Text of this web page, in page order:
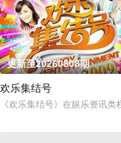
出圈后， 联合中国移动咪
更新至20260808期
欢乐集结号
《欢乐集结号》在娱乐资讯